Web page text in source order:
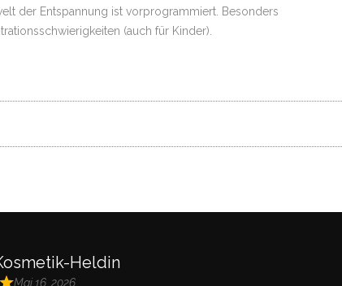
der Entspannung ist vorprogrammiert. Besonders
(auch für Kinder).
Heldin
Mai 16, 2026